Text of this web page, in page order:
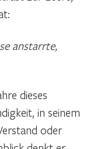
anstarrte,
dieses
in seinem
oder